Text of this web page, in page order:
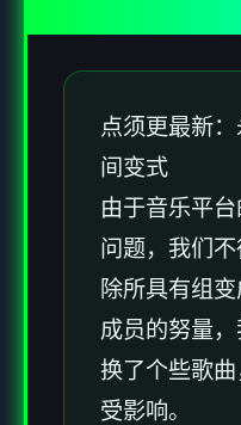
点须更最新
间变式
由于音乐平
问题，我们
除所具有组
成员的努量
换了个些歌
受影响。